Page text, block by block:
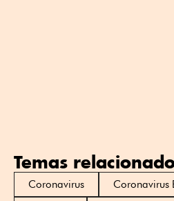
Temas
Coronavirus
Coronavirus